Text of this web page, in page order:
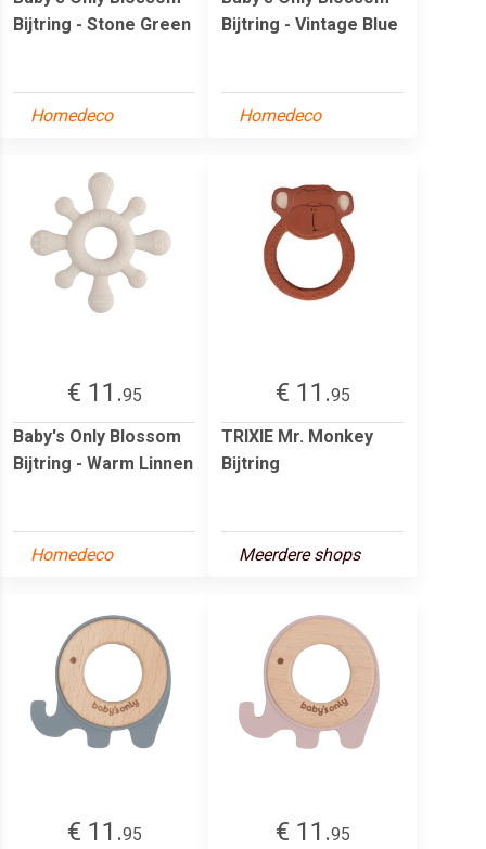
Bijtring - Stone Green
Homedeco
Bijtring - Vintage Blue
Homedeco
€ 11.95
Baby's Only Blossom
Bijtring - Warm Linnen
Homedeco
€ 11.95
TRIXIE Mr. Monkey
Bijtring
Meerdere shops
€ 11.95 € 11.95